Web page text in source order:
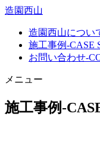
造園西山
造園西山につい
施工事例-CASE
お問い合わせ-
メニュー
施工事例-